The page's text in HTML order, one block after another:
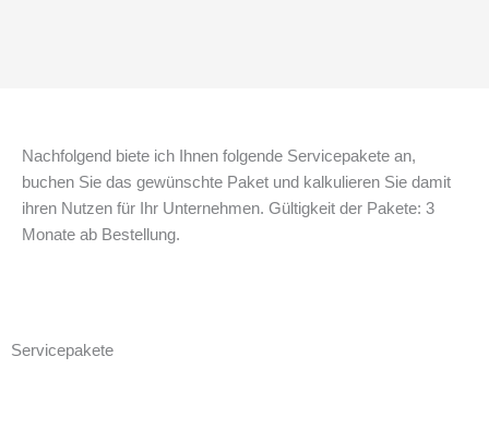
Nachfolgend biete ich Ihnen folgende Servicepakete an,
buchen Sie das gewünschte Paket und kalkulieren Sie damit
ihren Nutzen für Ihr Unternehmen. Gültigkeit der Pakete: 3
Monate ab Bestellung.
Servicepakete